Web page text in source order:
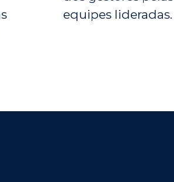
equipes lideradas.